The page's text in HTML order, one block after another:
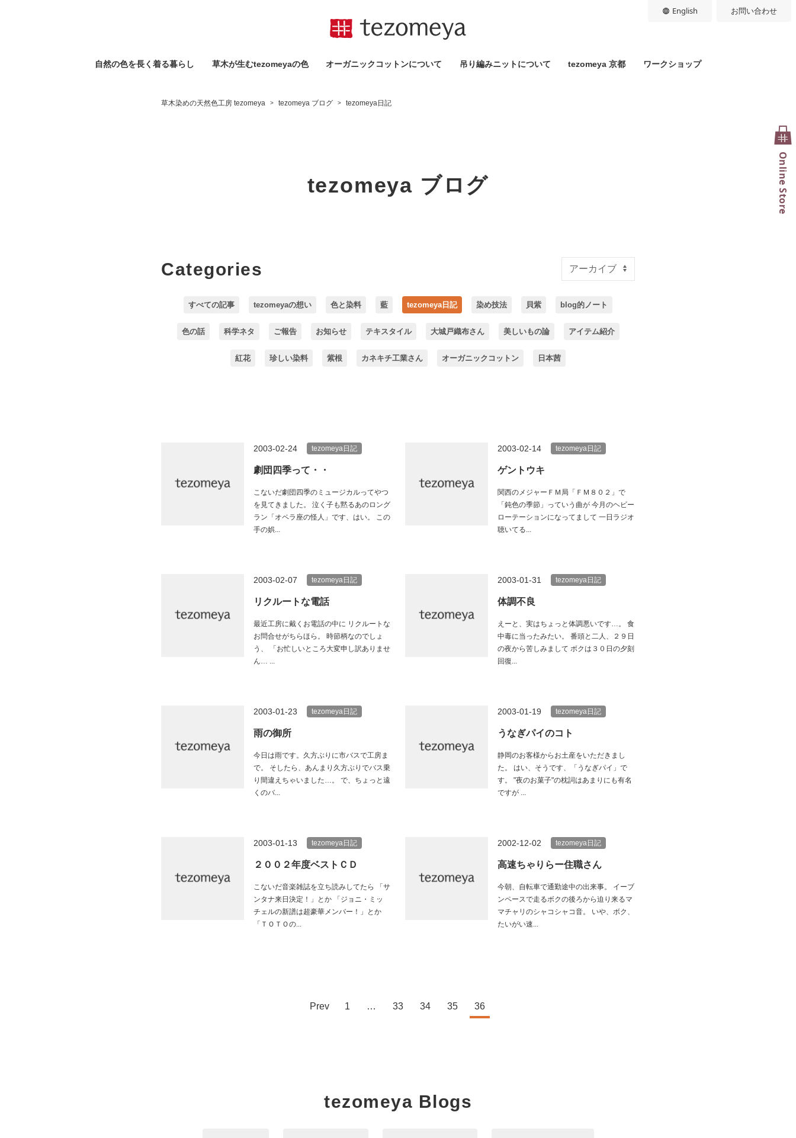
自然の⾊を⻑く着る暮らし 草木が生むtezomeyaの⾊ オーガニックコットンについて 吊り編みニットについて tezomeya 京都 ワークショップ
English お問い合わせ
Online Store
草木染めの天然色工房 tezomeya > tezomeya ブログ > tezomeya日記
tezomeya ブログ
Categories
すべての記事 tezomeyaの想い 色と染料 藍 tezomeya日記 染め技法 貝紫 blog的ノート
色の話 科学ネタ ご報告 お知らせ テキスタイル 大城戸織布さん 美しいもの論 アイテム紹介
紅花 珍しい染料 紫根 カネキチ工業さん オーガニックコットン 日本茜
2003-02-24 tezomeya日記
劇団四季って・・
こないだ劇団四季のミュージカルってやつ
を見てきました。 泣く子も黙るあのロング
ラン「オペラ座の怪人」です、はい。 この
手の娯...
2003-02-14 tezomeya日記
ゲントウキ
関西のメジャーＦＭ局「ＦＭ８０２」で
「鈍色の季節」っていう曲が 今月のヘビー
ローテーションになってまして 一日ラジオ
聴いてる...
2003-02-07 tezomeya日記
リクルートな電話
最近工房に戴くお電話の中に リクルートな
お問合せがちらほら。 時節柄なのでしょ
う、 「お忙しいところ大変申し訳ありませ
ん… ...
2003-01-31 tezomeya日記
体調不良
えーと、実はちょっと体調悪いです…。 食
中毒に当ったみたい。 番頭と二人、２９日
の夜から苦しみまして ボクは３０日の夕刻
回復...
2003-01-23 tezomeya日記
雨の御所
今日は雨です。久方ぶりに市バスで工房ま
で。 そしたら、あんまり久方ぶりでバス乗
り間違えちゃいました…。 で、ちょっと遠
くのバ...
2003-01-19 tezomeya日記
うなぎパイのコト
静岡のお客様からお土産をいただきまし
た。 はい、そうです、「うなぎパイ」で
す。 "夜のお菓子"の枕詞はあまりにも有名
ですが ...
2003-01-13 tezomeya日記
２００２年度ベストＣＤ
こないだ音楽雑誌を立ち読みしてたら 「サ
ンタナ来日決定！」とか 「ジョニ・ミッ
チェルの新譜は超豪華メンバー！」とか
「ＴＯＴＯの...
2002-12-02 tezomeya日記
高速ちゃりらー住職さん
今朝、自転車で通勤途中の出来事。 イーブ
ンペースで走るボクの後ろから迫り来るマ
マチャリのシャコシャコ音。 いや、ボク、
たいがい速...
Prev 1 … 33 34 35 36
tezomeya Blogs